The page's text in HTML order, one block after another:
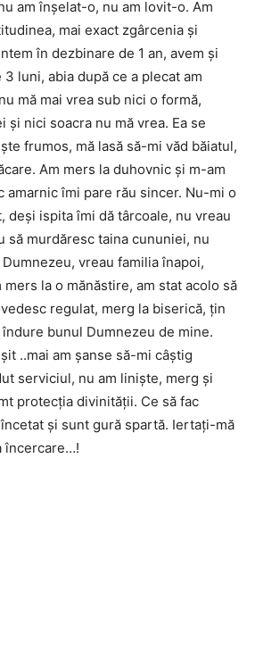
am înşelat-o, nu am lovit-o. Am
mai exact zgârcenia şi
în dezbinare de 1 an, avem şi
luni, abia după ce a plecat am
mă mai vrea sub nici o formă,
şi nici soacra nu mă vrea. Ea se
frumos, mă lasă să-mi văd băiatul,
Am mers la duhovnic şi m-am
amarnic îmi pare rău sincer. Nu-mi o
deşi ispita îmi dă târcoale, nu vreau
să murdăresc taina cununiei, nu
vreau familia înapoi,
la o mănăstire, am stat acolo să
regulat, merg la biserică, ţin
bunul Dumnezeu de mine.
..mai am şanse să-mi câştig
serviciul, nu am linişte, merg şi
protecţia divinităţii. Ce să fac
şi sunt gură spartă. Iertaţi-mă
încercare…!